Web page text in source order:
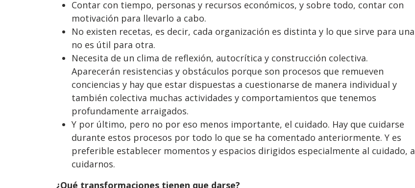
Contar con tiempo, personas y recursos económicos, y sobre todo, contar con
motivación para llevarlo a cabo.
No existen recetas, es decir, cada organización es distinta y lo que sirve para una
no es útil para otra.
Necesita de un clima de reflexión, autocrítica y construcción colectiva.
Aparecerán resistencias y obstáculos porque son procesos que remueven
conciencias y hay que estar dispuestas a cuestionarse de manera individual y
también colectiva muchas actividades y comportamientos que tenemos
profundamente arraigados.
Y por último, pero no por eso menos importante, el cuidado. Hay que cuidarse
durante estos procesos por todo lo que se ha comentado anteriormente. Y es
preferible establecer momentos y espacios dirigidos especialmente al cuidado, a
cuidarnos.
¿Qué transformaciones tienen que darse?